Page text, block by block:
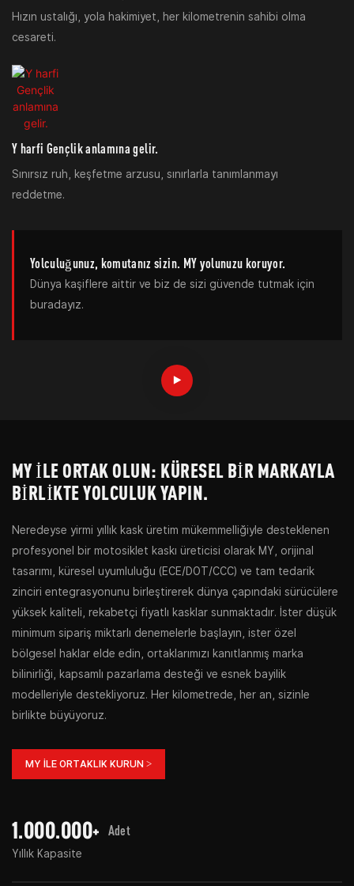
Hızın ustalığı, yola hakimiyet, her kilometrenin sahibi olma
cesareti.
Y harfi Gençlik anlamına gelir.
Sınırsız ruh, keşfetme arzusu, sınırlarla tanımlanmayı
reddetme.
Yolculuğunuz, komutanız sizin. MY yolunuzu koruyor.
Dünya kaşiflere aittir ve biz de sizi güvende tutmak için
buradayız.
MY ILE ORTAK OLUN: KÜRESEL BIR MARKAYLA
BIRLIKTE YOLCULUK YAPIN.
Neredeyse yirmi yıllık kask üretim mükemmelliğiyle desteklenen
profesyonel bir motosiklet kaskı üreticisi olarak MY, orijinal
tasarımı, küresel uyumluluğu (ECE/DOT/CCC) ve tam tedarik
zinciri entegrasyonunu birleştirerek dünya çapındaki sürücülere
yüksek kaliteli, rekabetçi fiyatlı kasklar sunmaktadır. İster düşük
minimum sipariş miktarlı denemelerle başlayın, ister özel
bölgesel haklar elde edin, ortaklarımızı kanıtlanmış marka
bilinirliği, kapsamlı pazarlama desteği ve esnek bayilik
modelleriyle destekliyoruz. Her kilometrede, her an, sizinle
birlikte büyüyoruz.
MY ILE ORTAKLIK KURUN >
1.000.000+ Adet
Yıllık Kapasite